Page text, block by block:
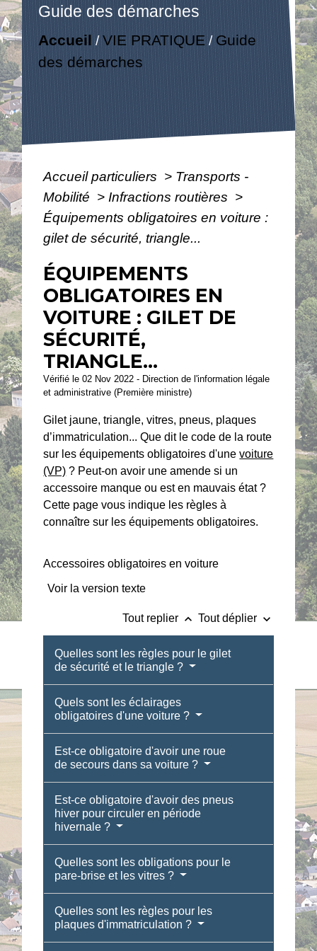
Guide des démarches
Accueil /VIE PRATIQUE / Guide
des démarches
Accueil particuliers > Transports -
Mobilité > Infractions routières >
Équipements obligatoires en voiture :
gilet de sécurité, triangle...
ÉQUIPEMENTS
OBLIGATOIRES EN
VOITURE : GILET DE
SÉCURITÉ,
TRIANGLE...
Vérifié le 02 Nov 2022 - Direction de l'information légale
et administrative (Première ministre)
Gilet jaune, triangle, vitres, pneus, plaques
d’immatriculation... Que dit le code de la route
sur les équipements obligatoires d'unevoiture
(VP) ? Peut-on avoir une amende si un
accessoire manque ou est en mauvais état ?
Cette page vous indique les règles à
connaître sur les équipements obligatoires.
Accessoires obligatoires en voiture
Voir la version texte
Tout replier keyboard_arrow_up Tout déplier keyboard_arrow_down
Quelles sont les règles pour le gilet
de sécurité et le triangle ?
Quels sont les éclairages
obligatoires d'une voiture ?
Est-ce obligatoire d'avoir une roue
de secours dans sa voiture ?
Est-ce obligatoire d'avoir des pneus
hiver pour circuler en période
hivernale ?
Quelles sont les obligations pour le
pare-brise et les vitres ?
Quelles sont les règles pour les
plaques d'immatriculation ?